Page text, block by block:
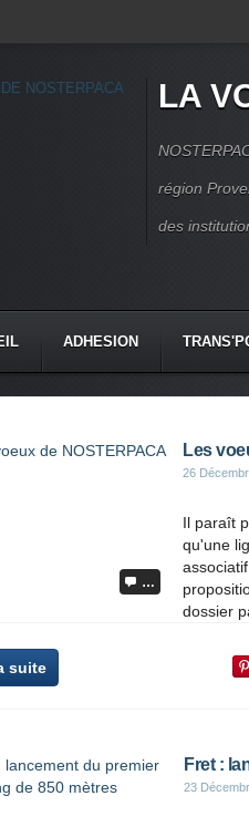
LA
région
des
ADHESION
…
Les
26
Il paraît
qu'une
dossier
suite
Fret :
23